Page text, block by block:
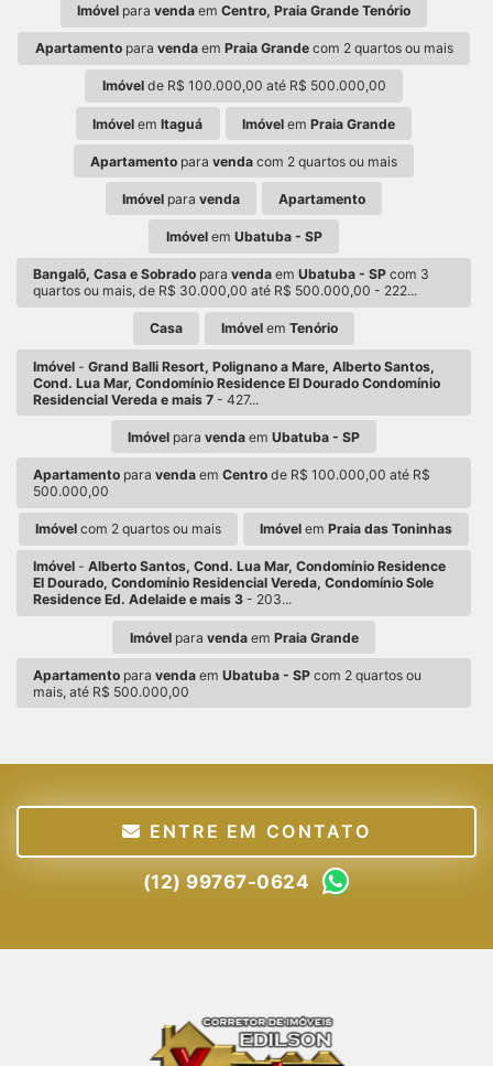
Imóvel para venda em Centro, Praia Grande Tenório
Apartamentopara vendaem Praia Grandecom 2 quartos ou mais
Imóvelde R$ 100.000,00 até R$ 500.000,00
Imóvel emItaguá Imóvelem Praia Grande
Apartamento para venda com 2 quartos ou mais
Imóvelpara venda Apartamento
Imóvelem Ubatuba - SP
Bangalô, Casa e Sobrado paravenda emUbatuba - SP com 3
quartos ou mais, de R$ 30.000,00 até R$ 500.000,00 - 222...
Casa Imóvel emTenório
Imóvel -Grand Balli Resort, Polignano a Mare, Alberto Santos,
Cond. Lua Mar, Condomínio Residence El Dourado Condomínio
Residencial Vereda e mais 7 - 427...
Imóvel para venda em Ubatuba - SP
Apartamento paravenda emCentro de R$ 100.000,00 até R$
500.000,00
Imóvelcom 2 quartos ou mais Imóvel emPraia das Toninhas
Imóvel -Alberto Santos, Cond. Lua Mar, Condomínio Residence
El Dourado, Condomínio Residencial Vereda, Condomínio Sole
Residence Ed. Adelaide e mais 3 - 203...
Imóvelpara vendaem Praia Grande
Apartamento paravenda emUbatuba - SP com 2 quartos ou
mais, até R$ 500.000,00
ENTRE EM CONTATO
(12) 99767-0624